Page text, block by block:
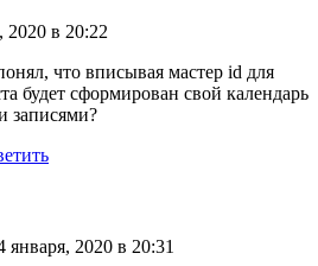
2020 в 20:22
что вписывая мастер id для
будет сформирован свой календарь
записями?
января, 2020 в 20:31